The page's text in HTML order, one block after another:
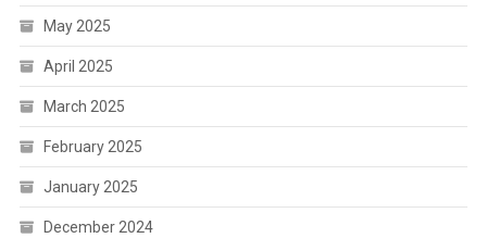
May 2025
April 2025
March 2025
February 2025
January 2025
December 2024